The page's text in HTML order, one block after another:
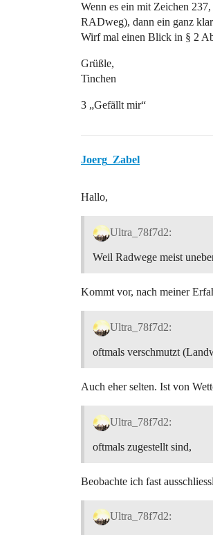
Wenn es ein mit Zeichen
RADweg), dann ein ganz
Wirf mal einen Blick in § 2
Grüßle,
Tinchen
3 „Gefällt mir“
Joerg_Zabel
Hallo,
Ultra_78f7d2:
Weil Radwege meist
Kommt vor, nach meiner
Ultra_78f7d2:
oftmals verschmutzt
Auch eher selten. Ist von
Ultra_78f7d2:
oftmals zugestellt sind,
Beobachte ich fast
Ultra_78f7d2: